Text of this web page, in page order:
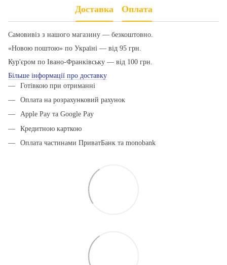
Доставка Оплата
Самовивіз з нашого магазину — безкоштовно.
«Новою поштою» по Україні — від 95 грн.
Кур'єром по Івано-Франківську — від 100 грн.
Більше інформації про доставку
Готівкою при отриманні
Оплата на розрахунковий рахунок
Apple Pay та Google Pay
Кредитною карткою
Оплата частинами ПриватБанк та monobank